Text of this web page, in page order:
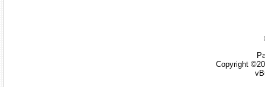
Copyright